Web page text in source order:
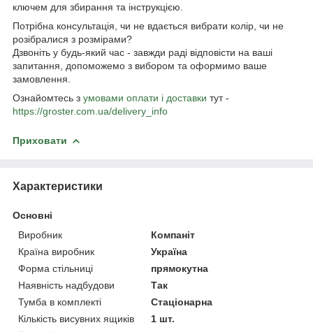
ключем для збирання та інструкцією.
Потрібна консультація, чи не вдається вибрати колір, чи не
розібралися з розмірами?
Дзвоніть у будь-який час - завжди раді відповісти на ваші
запитання, допоможемо з вибором та оформимо ваше
замовлення.
Ознайомтесь з умовами оплати і доставки тут -
https://groster.com.ua/delivery_info
Приховати
Характеристики
Основні
Виробник
Компаніт
Країна виробник
Україна
Форма стільниці
прямокутна
Наявність надбудови
Так
Тумба в комплекті
Стаціонарна
Кількість висувних ящиків
1 шт.